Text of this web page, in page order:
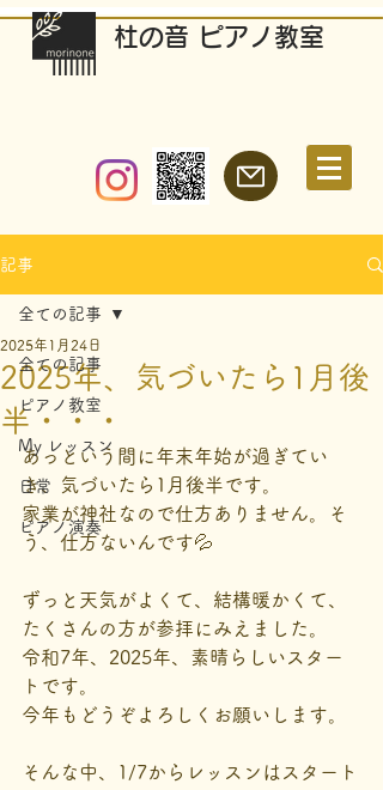
​杜の音 ピアノ教室
記事
全ての記事
ピアノ教室
My レッスン
日常
ピアノ演奏
全ての記事
2025年、気づいたら1月後
半・・・
2025年1月24日
あっという間に年末年始が過ぎてい
き、気づいたら1月後半です。
家業が神社なので仕方ありません。そ
う、仕方ないんです💦
ずっと天気がよくて、結構暖かくて、
たくさんの方が参拝にみえました。
令和7年、2025年、素晴らしいスター
トです。
今年もどうぞよろしくお願いします。
そんな中、1/7からレッスンはスタート